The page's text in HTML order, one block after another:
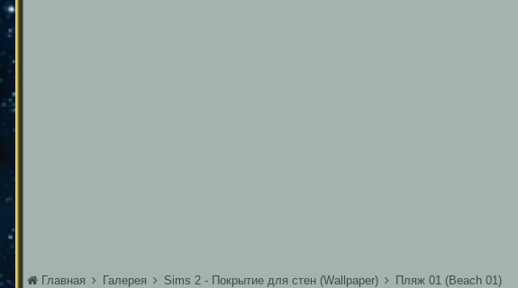
Главная Галерея Sims 2 - Покрытие для стен (Wallpaper) Пляж 01 (Beach 01)